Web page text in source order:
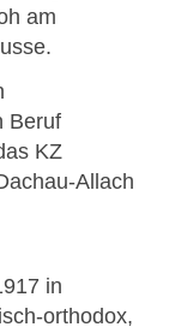
am
Beruf
KZ
Allach
in
orthodox,